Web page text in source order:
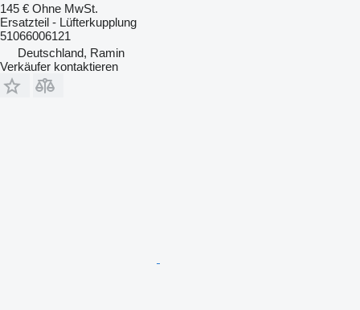
145 € Ohne MwSt.
Ersatzteil - Lüfterkupplung
51066006121
Deutschland, Ramin
Verkäufer kontaktieren